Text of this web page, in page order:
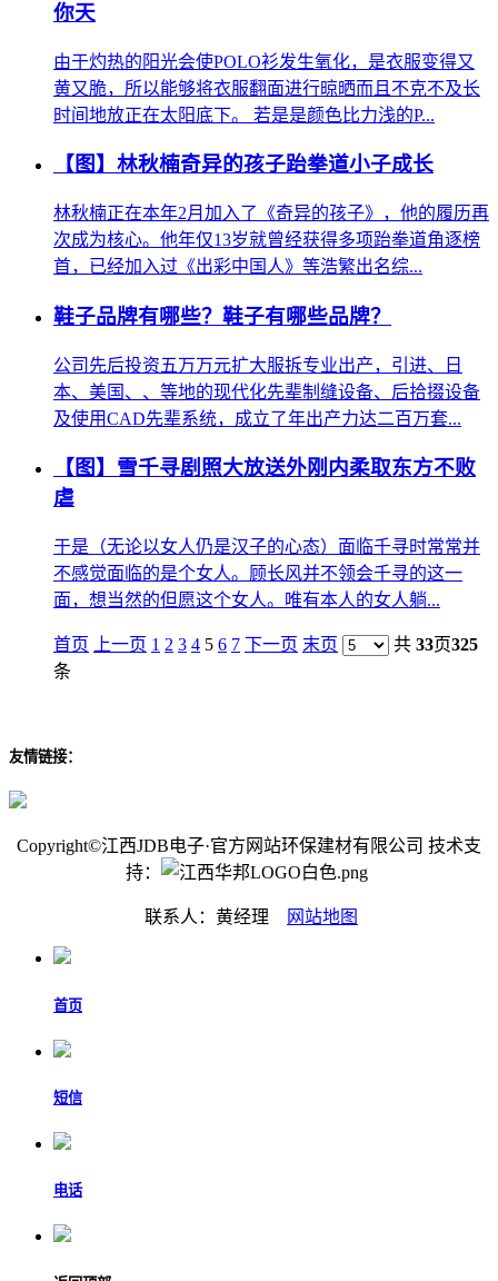
你天
由于灼热的阳光会使POLO衫发生氧化，是衣服变得又
黄又脆，所以能够将衣服翻面进行晾晒而且不克不及长
时间地放正在太阳底下。 若是是颜色比力浅的P...
【图】林秋楠奇异的孩子跆拳道小子成长
林秋楠正在本年2月加入了《奇异的孩子》，他的履历再
次成为核心。他年仅13岁就曾经获得多项跆拳道角逐榜
首，已经加入过《出彩中国人》等浩繁出名综...
鞋子品牌有哪些？鞋子有哪些品牌？
公司先后投资五万万元扩大服拆专业出产，引进、日
本、美国、、等地的现代化先辈制缝设备、后拾掇设备
及使用CAD先辈系统，成立了年出产力达二百万套...
【图】雪千寻剧照大放送外刚内柔取东方不败
虐
于是（无论以女人仍是汉子的心态）面临千寻时常常并
不感觉面临的是个女人。顾长风并不领会千寻的这一
面，想当然的但愿这个女人。唯有本人的女人躺...
首页 上一页 1 2 3 4 5 6 7 下一页 末页 共 33页325
条
友情链接：
Copyright©江西JDB电子·官方网站环保建材有限公司 技术支
持：
联系人：黄经理 网站地图
首页
短信
电话